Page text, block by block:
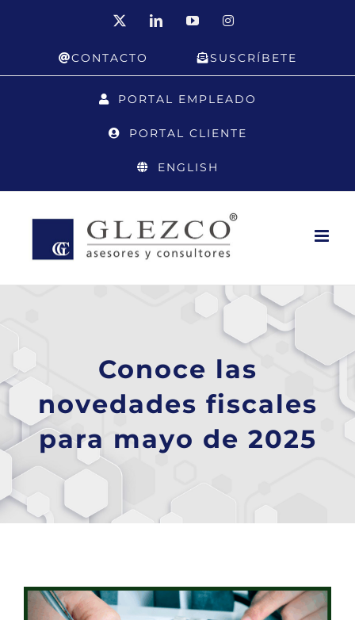
LinkedInYouTubeInstagram
CONTACTO SUSCRÍBETE
PORTAL EMPLEADO
PORTAL CLIENTE
ENGLISH
Conoce las
novedades fiscales
para mayo de 2025
Ver